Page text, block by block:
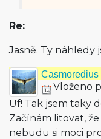
Re:
Jasně. Ty náhledy
Casmoredius
Vloženo
Uf! Tak jsem taky
Začínám litovat,
nebudu si moci